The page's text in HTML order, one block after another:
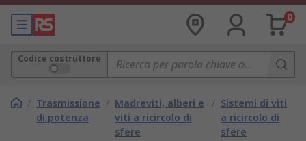
0
Codice costruttore
/ Trasmissione
di potenza
/ Madreviti, alberi e
viti a ricircolo di
sfere
/ Sistemi di viti
a ricircolo di
sfere